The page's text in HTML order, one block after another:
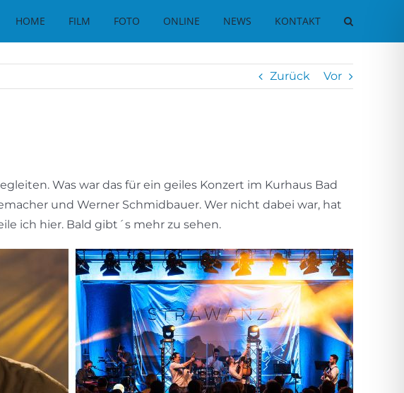
HOME FILM FOTO ONLINE NEWS KONTAKT
Zurück Vor
Was war das für ein geiles Konzert im Kurhaus Bad
und Werner Schmidbauer. Wer nicht dabei war, hat
ich hier. Bald gibt´s mehr zu sehen.